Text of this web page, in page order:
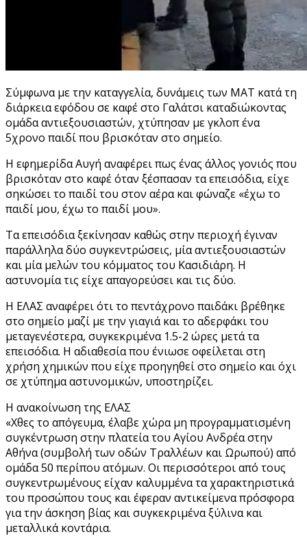
Σύμφωνα με την καταγγελία, δυνάμεις των ΜΑΤ κατά τη
διάρκεια εφόδου σε καφέ στο Γαλάτσι καταδιώκοντας
ομάδα αντιεξουσιαστών, χτύπησαν με γκλοπ ένα
5χρονο παιδί που βρισκόταν στο σημείο.
Η εφημερίδα Αυγή αναφέρει πως ένας άλλος γονιός που
βρισκόταν στο καφέ όταν ξέσπασαν τα επεισόδια, είχε
σηκώσει το παιδί του στον αέρα και φώναζε «έχω το
παιδί μου, έχω το παιδί μου».
Τα επεισόδια ξεκίνησαν καθώς στην περιοχή έγιναν
παράλληλα δύο συγκεντρώσεις, μία αντιεξουσιαστών
και μία μελών του κόμματος του Κασιδιάρη. Η
αστυνομία τις είχε απαγορεύσει και τις δύο.
H ΕΛΑΣ αναφέρει ότι το πεντάχρονο παιδάκι βρέθηκε
στο σημείο μαζί με την γιαγιά και το αδερφάκι του
μεταγενέστερα, συγκεκριμένα 1.5-2 ώρες μετά τα
επεισόδια. Η αδιαθεσία που ένιωσε οφείλεται στη
χρήση χημικών που είχε προηγηθεί στο σημείο και όχι
σε χτύπημα αστυνομικών, υποστηρίζει.
H ανακοίνωση της ΕΛΑΣ
«Χθες το απόγευμα, έλαβε χώρα μη προγραμματισμένη
συγκέντρωση στην πλατεία του Αγίου Ανδρέα στην
Αθήνα (συμβολή των οδών Τραλλέων και Ωρωπού) από
ομάδα 50 περίπου ατόμων. Οι περισσότεροι από τους
συγκεντρωμένους είχαν καλυμμένα τα χαρακτηριστικά
του προσώπου τους και έφεραν αντικείμενα πρόσφορα
για την άσκηση βίας και συγκεκριμένα ξύλινα και
μεταλλικά κοντάρια.